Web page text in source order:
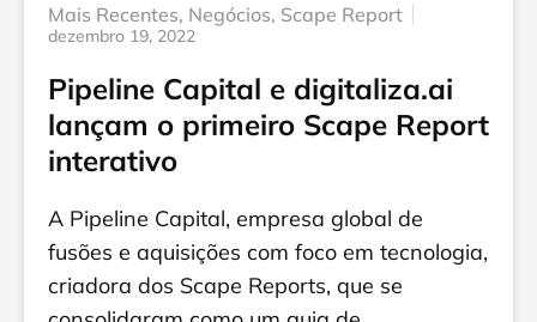
Mais Recentes, Negócios, Scape Report
dezembro 19, 2022
Pipeline Capital e digitaliza.ai
lançam o primeiro Scape Report
interativo
A Pipeline Capital, empresa global de
fusões e aquisições com foco em tecnologia,
criadora dos Scape Reports, que se